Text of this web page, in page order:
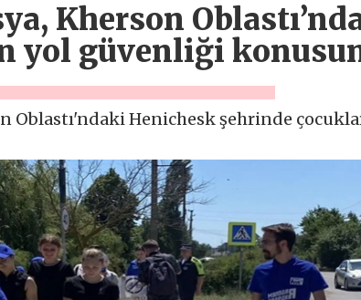
Kherson
yol güvenliği
Oblastı'ndaki Henichesk şehrinde